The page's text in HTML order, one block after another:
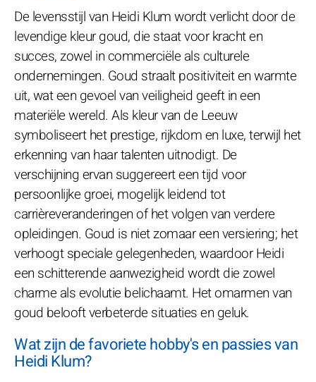
De levensstijl van Heidi Klum wordt verlicht door de
levendige kleur goud, die staat voor kracht en
succes, zowel in commerciële als culturele
ondernemingen. Goud straalt positiviteit en warmte
uit, wat een gevoel van veiligheid geeft in een
materiële wereld. Als kleur van de Leeuw
symboliseert het prestige, rijkdom en luxe, terwijl het
erkenning van haar talenten uitnodigt. De
verschijning ervan suggereert een tijd voor
persoonlijke groei, mogelijk leidend tot
carrièreveranderingen of het volgen van verdere
opleidingen. Goud is niet zomaar een versiering; het
verhoogt speciale gelegenheden, waardoor Heidi
een schitterende aanwezigheid wordt die zowel
charme als evolutie belichaamt. Het omarmen van
goud belooft verbeterde situaties en geluk.
Wat zijn de favoriete hobby's en passies van
Heidi Klum?